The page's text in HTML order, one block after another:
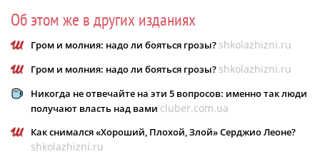
Об этом же в других изданиях
Гром и молния: надо ли бояться грозы? shkolazhizni.ru
Гром и молния: надо ли бояться грозы? shkolazhizni.ru
Никогда не отвечайте на эти 5 вопросов: именно так люди
получают власть над вами cluber.com.ua
Как снимался «Хороший, Плохой, Злой» Серджио Леоне?
shkolazhizni.ru